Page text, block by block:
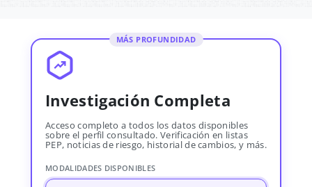
MÁS PROFUNDIDAD
Investigación Completa
Acceso completo a todos los datos disponibles
sobre el perfil consultado. Verificación en listas
PEP, noticias de riesgo, historial de cambios, y más.
MODALIDADES DISPONIBLES